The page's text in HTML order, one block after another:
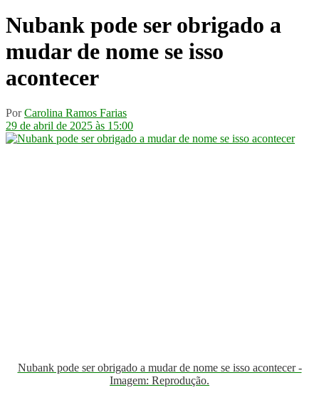
Nubank pode ser obrigado a
mudar de nome se isso
acontecer
Por Carolina Ramos Farias
29 de abril de 2025 às 15:00
Nubank pode ser obrigado a mudar de nome se isso acontecer -
Imagem: Reprodução.